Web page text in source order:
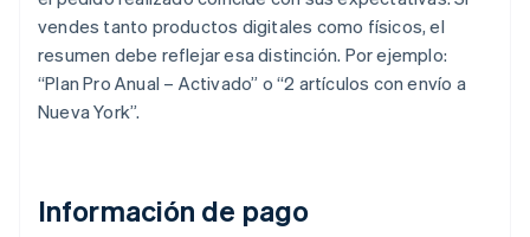
vendes tanto productos digitales como físicos, el
resumen debe reflejar esa distinción. Por ejemplo:
“Plan Pro Anual – Activado” o “2 artículos con envío a
Nueva York”.
Información de pago